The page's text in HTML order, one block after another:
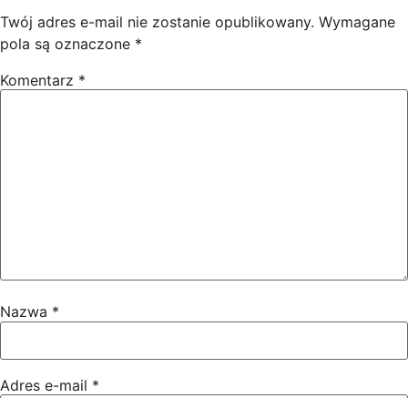
Twój adres e-mail nie zostanie opublikowany. Wymagane
pola są oznaczone *
Komentarz *
Nazwa *
Adres e-mail *